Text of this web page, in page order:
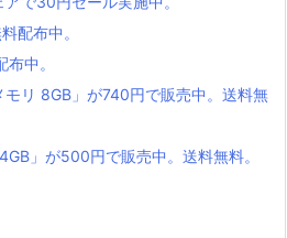
配布中。
中。
モリ 8GB」が740円で販売中。送料無
」が500円で販売中。送料無料。